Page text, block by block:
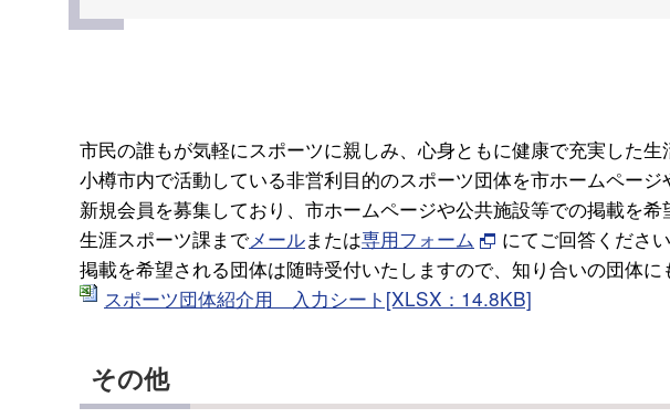
市民の誰もが気軽にスポーツに親しみ、心身ともに健康で充実した生
小樽市内で活動している非営利目的のスポーツ団体を市ホームページ
新規会員を募集しており、市ホームページや公共施設等での掲載を希
生涯スポーツ課までメールまたは専用フォーム
にてご回答くださ
掲載を希望される団体は随時受付いたしますので、知り合いの団体に
スポーツ団体紹介用 入力シート[XLSX：14.8KB]
その他